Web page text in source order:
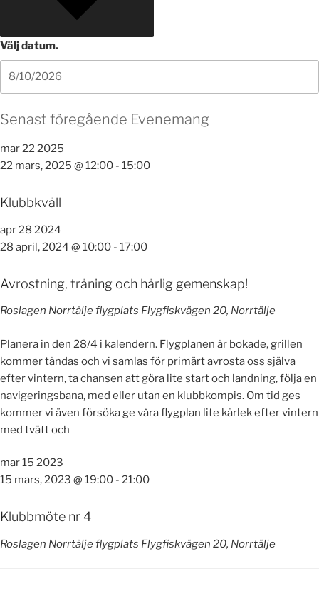
Välj datum.
Senast föregående Evenemang
mar222025
22 mars, 2025 @ 12:00 - 15:00
Klubbkväll
apr 28 2024
28 april, 2024 @ 10:00 - 17:00
Avrostning, träning och härlig gemenskap!
Roslagen Norrtälje flygplats Flygfiskvägen 20, Norrtälje
Planera in den 28/4 i kalendern. Flygplanen är bokade, grillen
kommer tändas och vi samlas för primärt avrosta oss själva
efter vintern, ta chansen att göra lite start och landning, följa en
navigeringsbana, med eller utan en klubbkompis. Om tid ges
kommer vi även försöka ge våra flygplan lite kärlek efter vintern
med tvätt och
mar15 2023
15 mars, 2023 @ 19:00 - 21:00
Klubbmöte nr 4
Roslagen Norrtälje flygplats Flygfiskvägen 20, Norrtälje